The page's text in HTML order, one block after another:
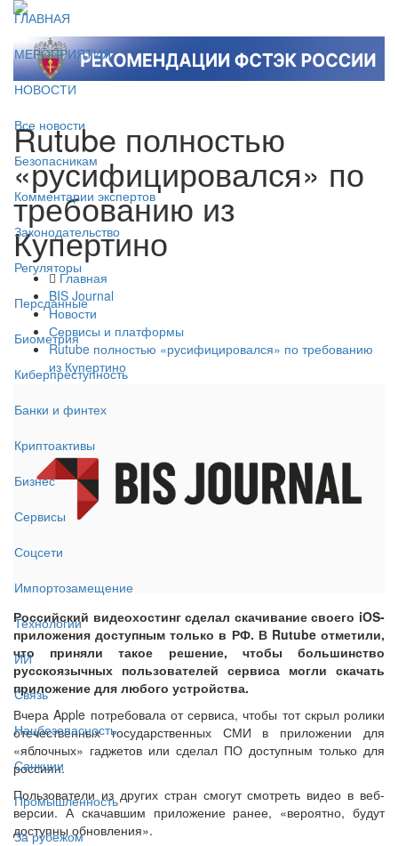
ГЛАВНАЯ
МЕРОПРИЯТИЯ
НОВОСТИ
Все новости
Безопасникам
Комментарии экспертов
Законодательство
Регуляторы
Персданные
Биометрия
Киберпреступность
Банки и финтех
Криптоактивы
Бизнес
Сервисы
Соцсети
Импортозамещение
Технологии
ИИ
Связь
Нацбезопасность
Санкции
Промышленность
За рубежом
Rutube полностью
«русифицировался» по
требованию из
Купертино
Главная
BIS Journal
Новости
Сервисы и платформы
Rutube полностью «русифицировался» по требованию
из Купертино
Российский видеохостинг сделал скачивание своего iOS-
приложения доступным только в РФ. В Rutube отметили,
что приняли такое решение, чтобы большинство
русскоязычных пользователей сервиса могли скачать
приложение для любого устройства.
Вчера Apple потребовала от сервиса, чтобы тот скрыл ролики
отечественных государственных СМИ в приложении для
«яблочных» гаджетов или сделал ПО доступным только для
россиян.
Пользователи из других стран смогут смотреть видео в веб-
версии. А скачавшим приложение ранее, «вероятно, будут
доступны обновления».